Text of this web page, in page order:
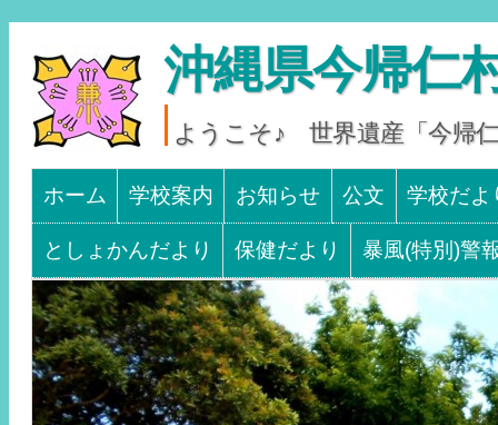
沖縄県今帰仁
ようこそ♪ 世界遺産「今帰
Main menu
SKIP TO CONTENT
ホーム 学校案内 お知らせ 公文 学校だよ
としょかんだより 保健だより 暴風(特別)警